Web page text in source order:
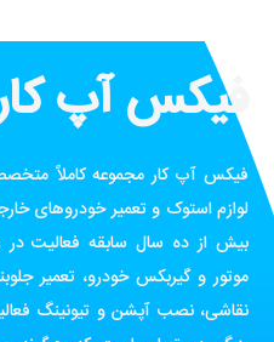
فیکس آپ
فیکس آپ کار مجموعه کاملاً
لوازم استوک و تعمیر خودروهای
بیش از ده سال سابقه فعالیت
موتور و گیربکس خودرو، تعمیر
نقاشی، نصب آپشن و تیونینگ